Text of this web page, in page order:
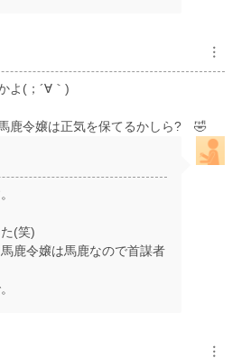
︙
よ(；´∀｀)
鹿令嬢は正気を保てるかしら? 🤣
(笑)
鹿令嬢は馬鹿なので首謀者
︙